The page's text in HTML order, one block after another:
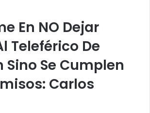
En NO Dejar
Teleférico De
Sino Se Cumplen
Carlos